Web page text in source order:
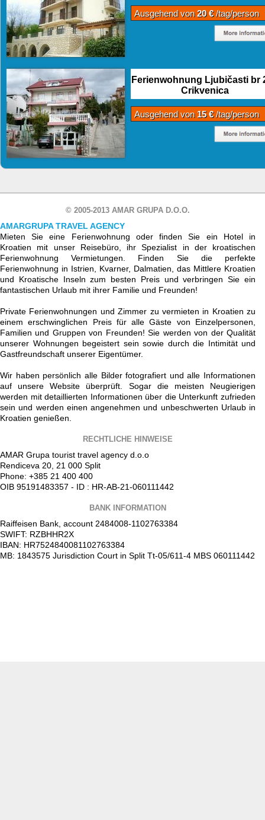
Ausgehend von20 €/tag/person
Ferienwohnung Ljubičasti br
Crikvenica
Ausgehend von 15 €/tag/person
© 2005-2013 AMAR GRUPA D.O.O.
AMARGRUPA TRAVEL AGENCY
Mieten Sie eine Ferienwohnung oder finden Sie ein Hotel in
Kroatien mit unser Reisebüro, ihr Spezialist in der kroatischen
Ferienwohnung Vermietungen. Finden Sie die perfekte
Ferienwohnung in Istrien, Kvarner, Dalmatien, das Mittlere Kroatien
und Kroatische Inseln zum besten Preis und verbringen Sie ein
fantastischen Urlaub mit ihrer Familie und Freunden!
Private Ferienwohnungen und Zimmer zu vermieten in Kroatien zu
einem erschwinglichen Preis für alle Gäste von Einzelpersonen,
Familien und Gruppen von Freunden! Sie werden von der Qualität
unserer Wohnungen begeistert sein sowie durch die Intimität und
Gastfreundschaft unserer Eigentümer.
Wir haben persönlich alle Bilder fotografiert und alle Informationen
auf unsere Website überprüft. Sogar die meisten Neugierigen
werden mit detaillierten Informationen über die Unterkunft zufrieden
sein und werden einen angenehmen und unbeschwerten Urlaub in
Kroatien genießen.
RECHTLICHE HINWEISE
AMAR Grupa tourist travel agency d.o.o
Rendiceva 20, 21 000 Split
Phone: +385 21 400 400
OIB 95191483357 - ID : HR-AB-21-060111442
BANK INFORMATION
Raiffeisen Bank, account 2484008-1102763384
SWIFT: RZBHHR2X
IBAN: HR7524840081102763384
MB: 1843575 Jurisdiction Court in Split Tt-05/611-4 MBS 060111442